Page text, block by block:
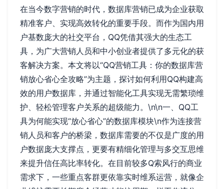
在当今数字营销的时代，数据库营销已成为企业获取
精准客户、实现高效转化的重要手段。而作为国内用
户基数庞大的社交平台，QQ凭借其强大的生态工
具，为广大营销人员和中小创业者提供了多元化的获
客解决方案。本文将以“QQ营销工具：你的数据库营
销放心省心全攻略”为主题，探讨如何利用QQ构建高
效的用户数据库，并通过智能化工具实现无需繁琐维
护、轻松管理客户关系的超级能力。\n\n一、QQ工
具为何能实现“放心省心”的数据库模块\n作为连接营
销人员和客户的桥梁，数据库需要的不仅是广度的用
户数据庞大支撑点，更要有精细化管理与多交互思维
来提升信任高比率转化。在目前较多Q索风行的商业
需求下，一些重点客群更依靠实时维系运营，就像企